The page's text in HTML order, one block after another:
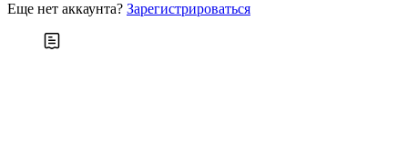
Еще нет аккаунта? Зарегистрироваться